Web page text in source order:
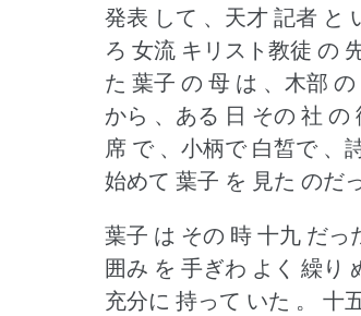
発表 して 、天才 記者 と
ろ 女流 キリスト教徒 の
た 葉子 の 母 は 、木部
から 、ある 日 その 社 の
席 で 、小柄で 白皙で 、
始めて 葉子 を 見た のだっ
葉子 は その 時 十九 だっ
囲み を 手ぎわ よく 繰り
充分に 持って いた 。
十